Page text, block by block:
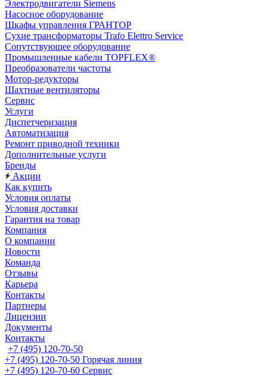
Электродвигатели Siemens
Насосное оборудование
Шкафы управления ГРАНТОР
Сухие трансформаторы Trafo Elettro Service
Сопутствующее оборудование
Промышленные кабели TOPFLEX®
Преобразователи частоты
Мотор-редукторы
Шахтные вентиляторы
Сервис
Услуги
Диспетчеризация
Автоматизация
Ремонт приводной техники
Дополнительные услуги
Бренды
Акции
Как купить
Условия оплаты
Условия доставки
Гарантия на товар
Компания
О компании
Новости
Команда
Отзывы
Карьера
Контакты
Партнеры
Лицензии
Документы
Контакты
+7 (495) 120-70-50
+7 (495) 120-70-50 Горячая линия
+7 (495) 120-70-60 Сервис